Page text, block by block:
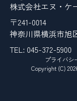
株式会社エヌ・ケ
〒241-0014
神奈川県横浜市旭
TEL: 045-372-5900
プライバシ
Copyright (C)